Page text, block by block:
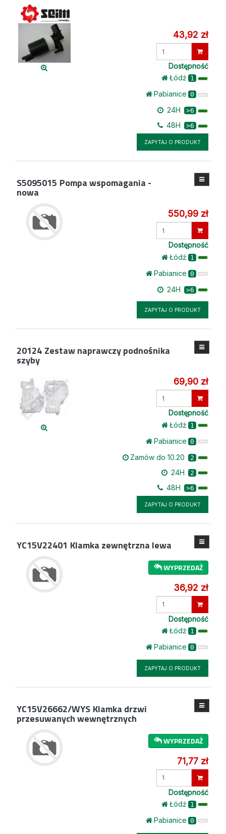
43,92 zł
Dostępność
Łódż 1
Pabianice 0
24H >6
48H >6
ZAPYTAJ O PRODUKT
S5095015 Pompa wspomagania -
nowa
550,99 zł
Wprowadź
ilość
Dostępność
Łódż 1
Pabianice 0
24H >6
ZAPYTAJ O PRODUKT
20124 Zestaw naprawczy podnośnika
szyby
69,90 zł
Wprowadź
ilość
Dostępność
Łódż 1
Pabianice 0
Zamów do 10.20 2
24H 2
48H >6
ZAPYTAJ O PRODUKT
YC15V22401 Klamka zewnętrzna lewa
WYPRZEDAŻ
36,92 zł
Wprowadź
Dostępność
Łódż 1
Pabianice 0
ZAPYTAJ O PRODUKT
YC15V26662/WYS Klamka drzwi
przesuwanych wewnętrznych
WYPRZEDAŻ
71,77 zł
Wprowadź
Dostępność
Łódż 1
Pabianice 0